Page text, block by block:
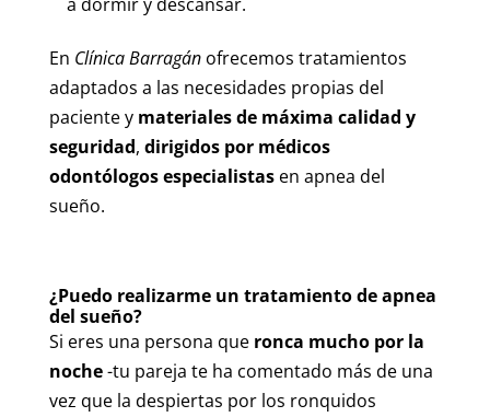
En Clínica Barragán ofrecemos tratamientos
adaptados a las necesidades propias del
paciente y materiales de máxima calidad y
seguridad, dirigidos por médicos
odontólogos especialistasen apnea del
sueño.
¿Puedo realizarme un tratamiento de apnea
del sueño?
Si eres una persona que ronca mucho por la
noche-tu pareja te ha comentado más de una
vez que la despiertas por los ronquidos